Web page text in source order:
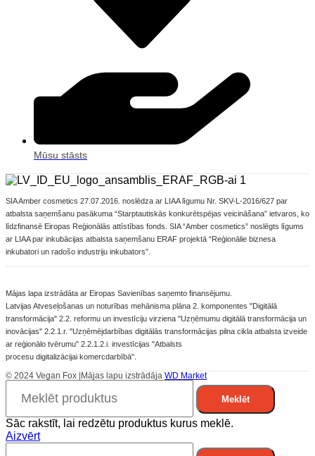
Mūsu stāsts
​SIA Amber cosmetics 27.07.2016. noslēdza ar LIAA līgumu Nr. SKV-L-2016/627 par
atbalsta saņemšanu pasākuma “Starptautiskās konkurētspējas veicināšana” ietvaros, ko
līdzfinansē Eiropas Reģionālās attīstības fonds. SIA “Amber cosmetics” noslēgts līgums
ar LIAA par inkubācijas atbalsta saņemšanu ERAF projektā “Reģionālie biznesa
inkubatori un radošo industriju inkubators”.
​Mājas lapa izstrādāta ar Eiropas Savienības saņemto finansējumu.
Latvijas Atveseļošanas un noturības mehānisma plāna 2. komponentes "Digitālā
transformācija" 2.2. reformu un investīciju virziena "Uzņēmumu digitālā transformācija un
inovācijas" 2.2.1.r. "Uzņēmējdarbības digitālās transformācijas pilna cikla atbalsta izveide
ar reģionālo tvērumu" 2.2.1.2.i. investīcijas "Atbalsts
procesu digitalizācijai komercdarbībā".
© 2024 Vegan Fox |Mājas lapu izstrādāja WD Market
Meklēt
Sāc rakstīt, lai redzētu produktus kurus meklē.
Aizvērt